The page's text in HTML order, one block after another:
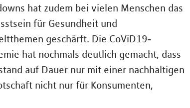
hat zudem bei vielen Menschen das
für Gesundheit und
geschärft. Die CoViD19-
hat nochmals deutlich gemacht, dass
auf Dauer nur mit einer nachhaltigen
nicht nur für Konsumenten,